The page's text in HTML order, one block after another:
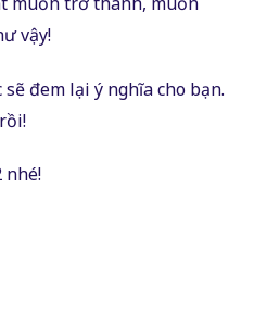
vậy!
đem lại ý nghĩa cho bạn.
nhé!